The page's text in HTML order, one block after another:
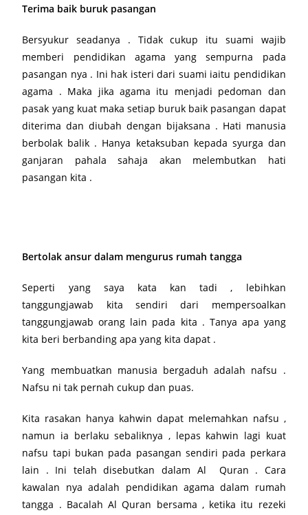
Terima baik buruk pasangan
Bersyukur seadanya . Tidak cukup itu suami wajib
memberi pendidikan agama yang sempurna pada
pasangan nya . Ini hak isteri dari suami iaitu pendidikan
agama . Maka jika agama itu menjadi pedoman dan
pasak yang kuat maka setiap buruk baik pasangan dapat
diterima dan diubah dengan bijaksana . Hati manusia
berbolak balik . Hanya ketaksuban kepada syurga dan
ganjaran pahala sahaja akan melembutkan hati
pasangan kita .
Bertolak ansur dalam mengurus rumah tangga
Seperti yang saya kata kan tadi , lebihkan
tanggungjawab kita sendiri dari mempersoalkan
tanggungjawab orang lain pada kita . Tanya apa yang
kita beri berbanding apa yang kita dapat .
Yang membuatkan manusia bergaduh adalah nafsu .
Nafsu ni tak pernah cukup dan puas.
Kita rasakan hanya kahwin dapat melemahkan nafsu ,
namun ia berlaku sebaliknya , lepas kahwin lagi kuat
nafsu tapi bukan pada pasangan sendiri pada perkara
lain . Ini telah disebutkan dalam Al Quran . Cara
kawalan nya adalah pendidikan agama dalam rumah
tangga . Bacalah Al Quran bersama , ketika itu rezeki